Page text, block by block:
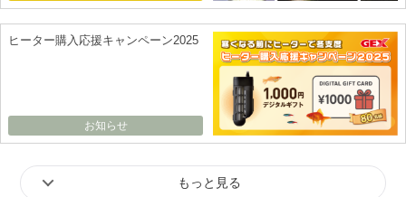
ヒーター購入応援キャンペーン2025
お知らせ
もっと見る